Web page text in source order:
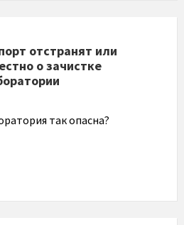
отстранят или
о зачистке
так опасна?